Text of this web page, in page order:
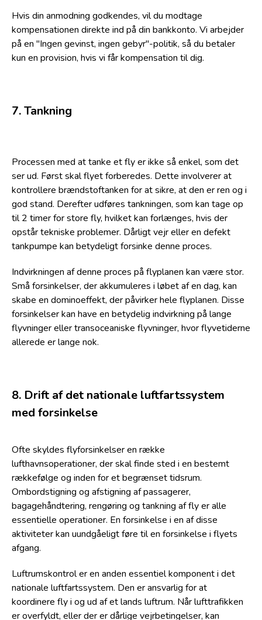
Hvis din anmodning godkendes, vil du modtage
kompensationen direkte ind på din bankkonto. Vi arbejder
på en "Ingen gevinst, ingen gebyr"-politik, så du betaler
kun en provision, hvis vi får kompensation til dig.
7. Tankning
Processen med at tanke et fly er ikke så enkel, som det
ser ud. Først skal flyet forberedes. Dette involverer at
kontrollere brændstoftanken for at sikre, at den er ren og i
god stand. Derefter udføres tankningen, som kan tage op
til 2 timer for store fly, hvilket kan forlænges, hvis der
opstår tekniske problemer. Dårligt vejr eller en defekt
tankpumpe kan betydeligt forsinke denne proces.
Indvirkningen af denne proces på flyplanen kan være stor.
Små forsinkelser, der akkumuleres i løbet af en dag, kan
skabe en dominoeffekt, der påvirker hele flyplanen. Disse
forsinkelser kan have en betydelig indvirkning på lange
flyvninger eller transoceaniske flyvninger, hvor flyvetiderne
allerede er lange nok.
8. Drift af det nationale luftfartssystem
med forsinkelse
Ofte skyldes flyforsinkelser en række
lufthavnsoperationer, der skal finde sted i en bestemt
rækkefølge og inden for et begrænset tidsrum.
Ombordstigning og afstigning af passagerer,
bagagehåndtering, rengøring og tankning af fly er alle
essentielle operationer. En forsinkelse i en af disse
aktiviteter kan uundgåeligt føre til en forsinkelse i flyets
afgang.
Luftrumskontrol er en anden essentiel komponent i det
nationale luftfartssystem. Den er ansvarlig for at
koordinere fly i og ud af et lands luftrum. Når lufttrafikken
er overfyldt, eller der er dårlige vejrbetingelser, kan